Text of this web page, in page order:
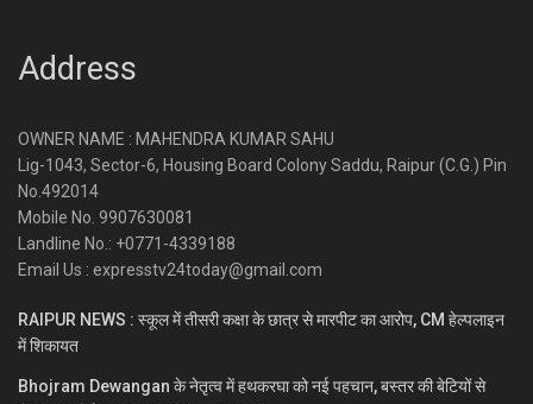
Address
OWNER NAME : MAHENDRA KUMAR SAHU
Lig-1043, Sector-6, Housing Board Colony Saddu, Raipur (C.G.) Pin
No.492014
Mobile No. 9907630081
Landline No.: +0771-4339188
Email Us : expresstv24today@gmail.com
RAIPUR NEWS : स्कूल में तीसरी कक्षा के छात्र से मारपीट का आरोप, CM हेल्पलाइन
में शिकायत
Bhojram Dewangan के नेतृत्व में हथकरघा को नई पहचान, बस्तर की बेटियों से